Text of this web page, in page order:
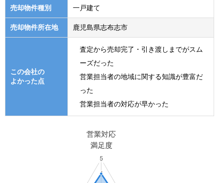
売却物件種別 一戸建て
売却物件所在地 鹿児島県志布志市
この会社の
よかった点
査定から売却完了・引き渡しまでがスム
ーズだった
営業担当者の地域に関する知識が豊富だ
った
営業担当者の対応が早かった